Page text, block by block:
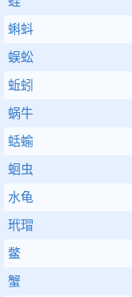
蝌蚪
蜈蚣
蚯蚓
蜗牛
蛞蝓
蛔虫
水龟
玳瑁
鳖
蟹